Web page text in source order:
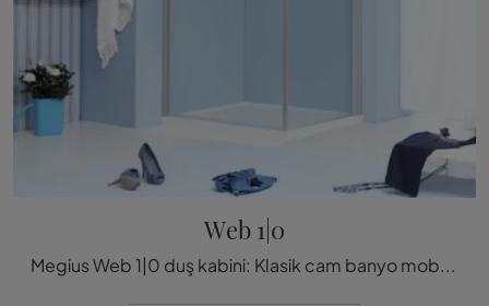
Web 1|0
Megius Web 1|0 duş kabini: Klasik cam banyo mobilyalarını keşfedin ve sağlık odasını de